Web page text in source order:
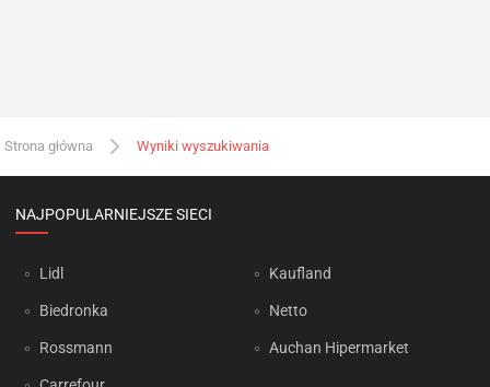
Strona główna Wyniki wyszukiwania
NAJPOPULARNIEJSZE SIECI
Lidl
Biedronka
Rossmann
Kaufland
Netto
Auchan Hipermarket